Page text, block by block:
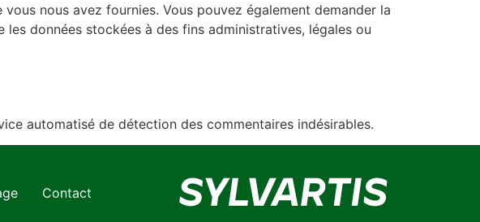
nous avez fournies. Vous pouvez également demander la
données stockées à des fins administratives, légales ou
automatisé de détection des commentaires indésirables.
Contact